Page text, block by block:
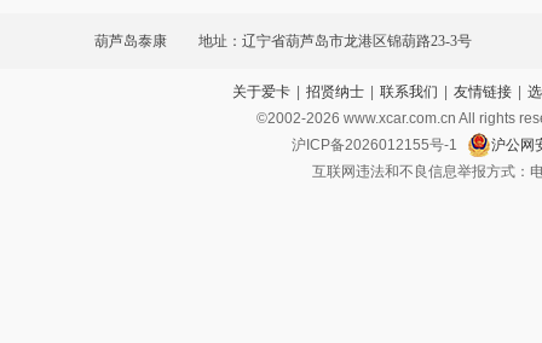
葫芦岛泰康 地址：辽宁省葫芦岛市龙港区锦葫路23-3号
关于爱卡 | 招贤纳士 | 联系我们 | 友情链接 |
©2002-2026 www.xcar.com.cn All rights
沪ICP备2026012155号-1
沪公网
互联网违法和不良信息举报方式：